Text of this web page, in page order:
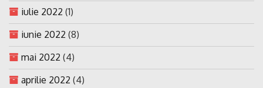
iulie 2022 (1)
iunie 2022 (8)
mai 2022 (4)
aprilie 2022 (4)